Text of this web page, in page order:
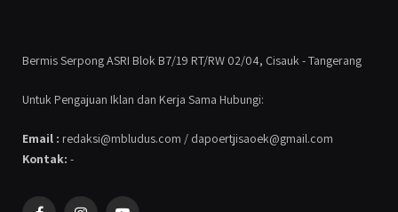
Bermis Serpong ASRI Blok B7/19 RT/RW 02/04, Cisauk - Tangerang
Untuk Pengajuan Iklan dan Kerja Sama Hubungi:
Email : redaksi@mbludus.com / dapoertjisaoek@gmail.com
Kontak: -